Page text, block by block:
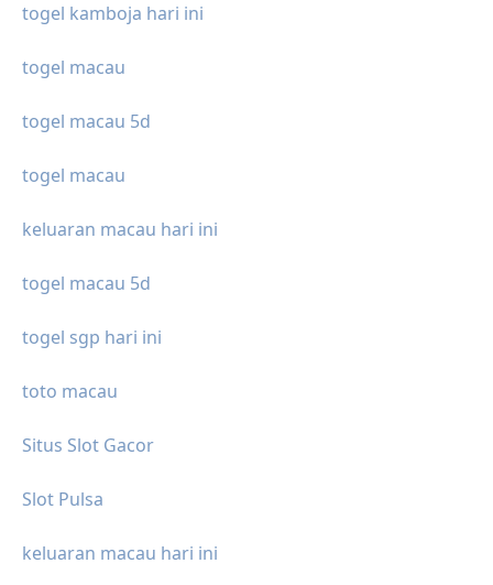
togel kamboja hari ini
togel macau
togel macau 5d
togel macau
keluaran macau hari ini
togel macau 5d
togel sgp hari ini
toto macau
Situs Slot Gacor
Slot Pulsa
keluaran macau hari ini